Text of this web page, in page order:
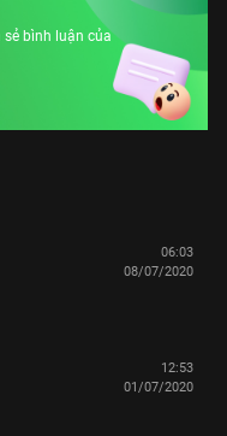
sẻ bình luận của
06:03
08/07/2020
12:53
01/07/2020